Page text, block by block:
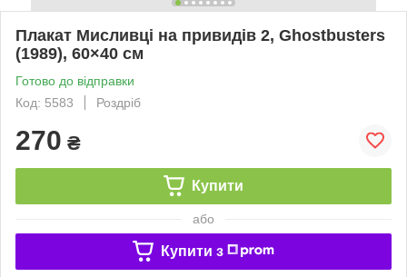
Плакат Мисливці на привидів 2, Ghostbusters
(1989), 60×40 см
Готово до відправки
Код: 5583
Роздріб
270 ₴
Купити
або
Купити з